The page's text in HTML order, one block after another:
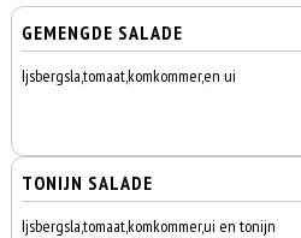
GEMENGDE SALADE
Ijsbergsla,tomaat,komkommer,en ui
TONIJN SALADE
Ijsbergsla,tomaat,komkommer,ui en tonijn